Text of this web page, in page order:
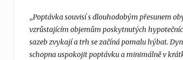
„Poptávka souvisí s dlouhodobým přesunem
vzrůstajícím objemům poskytnutých
sazeb zvykají a trh se začíná pomalu hýbat.
schopna uspokojit poptávku a minimálně v